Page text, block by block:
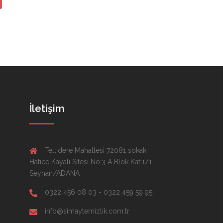
İletişim
Tellidere Mahallesi 72081 sokak
Hatice Kayalı Sitesi No:3 A Blok Kat:1/1
Seyhan/ADANA
0322 456 08 03 - 0322 459 59 95
info@simaytemizlik.com.tr